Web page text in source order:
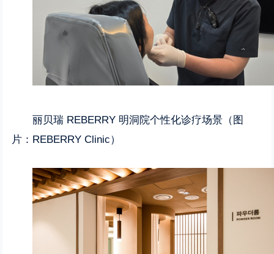
丽贝瑞 REBERRY 明洞院个性化诊疗场景（图
片：REBERRY Clinic）